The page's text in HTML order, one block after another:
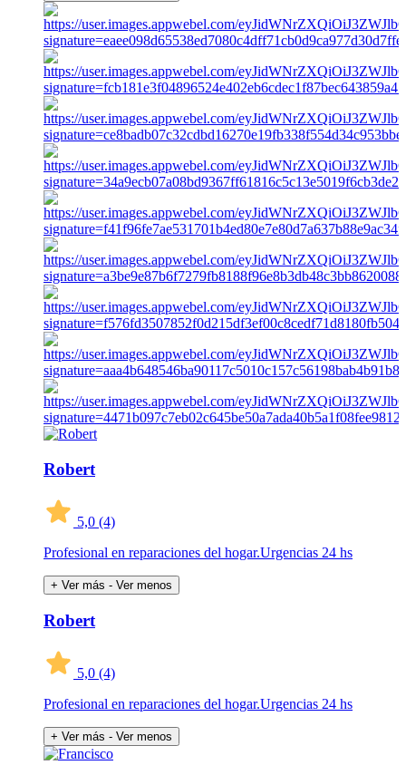
Robert
5,0 (4)
Profesional en reparaciones del hogar.Urgencias 24 hs
+ Ver más - Ver menos
Robert
5,0 (4)
Profesional en reparaciones del hogar.Urgencias 24 hs
+ Ver más - Ver menos